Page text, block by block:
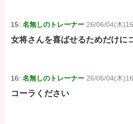
15:名無しのトレーナー 26/06/04(木
女将さんを喜ばせるためだけに
16:名無しのトレーナー 26/06/04(木
コーラください